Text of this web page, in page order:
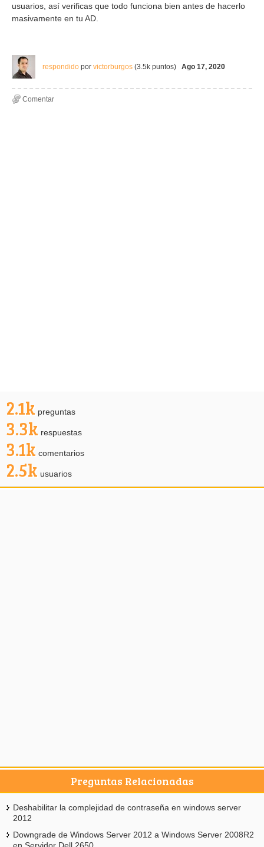
usuarios, así verificas que todo funciona bien antes de hacerlo
masivamente en tu AD.
respondido por victorburgos (3.5k puntos) Ago 17, 2020
2.1k preguntas
3.3k respuestas
3.1k comentarios
2.5k usuarios
Preguntas Relacionadas
Deshabilitar la complejidad de contraseña en windows server
2012
Downgrade de Windows Server 2012 a Windows Server 2008R2
en Servidor Dell 2650